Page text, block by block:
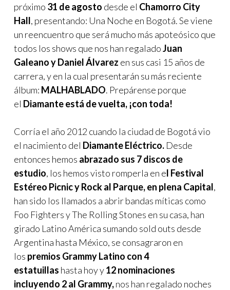
próximo 31 de agosto desde el Chamorro City
Hall, presentando: Una Noche en Bogotá. Se viene
un reencuentro que será mucho más apoteósico que
todos los shows que nos han regaladoJuan
Galeano y Daniel Álvarez en sus casi 15 años de
carrera, y en la cual presentarán su más reciente
álbum: MALHABLADO. Prepárense porque
el Diamante está de vuelta, ¡con toda!
Corría el año 2012 cuando la ciudad de Bogotá vio
el nacimiento del Diamante Eléctrico. Desde
entonces hemos abrazado sus 7 discos de
estudio, los hemos visto romperla en el Festival
Estéreo Picnic y Rock al Parque, en plena Capital,
han sido los llamados a abrir bandas míticas como
Foo Fighters y The Rolling Stones en su casa, han
girado Latino América sumando sold outs desde
Argentina hasta México, se consagraron en
los premios Grammy Latino con 4
estatuillas hasta hoy y12 nominaciones
incluyendo 2 al Grammy,nos han regalado noches